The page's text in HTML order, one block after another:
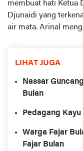
membuat hati Ketua
Djunaidi yang
air mata. Arinal
LIHAT JUGA
Nassar
Bulan
Pedagang
Warga Fajar
Fajar Bulan